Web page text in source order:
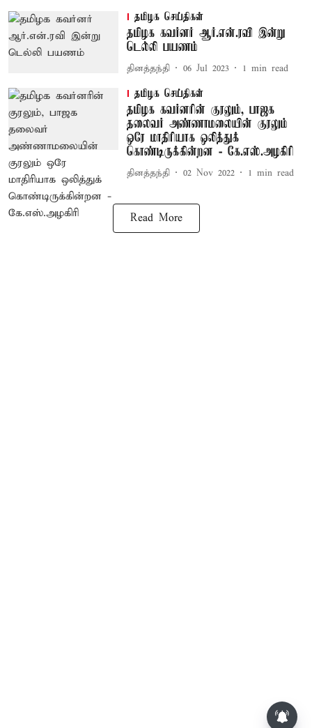
தமிழக செய்திகள்
தமிழக கவர்னர் ஆர்.என்.ரவி இன்று
டெல்லி பயணம்
தினத்தந்தி 06 Jul 2023 1 min read
தமிழக செய்திகள்
தமிழக கவர்னரின் குரலும், பாஜக
தலைவர் அண்ணாமலையின் குரலும்
ஒரே மாதிரியாக ஒலித்துக்
கொண்டிருக்கின்றன - கே.எஸ்.அழகிரி
தினத்தந்தி 02 Nov 2022 1 min read
Read More